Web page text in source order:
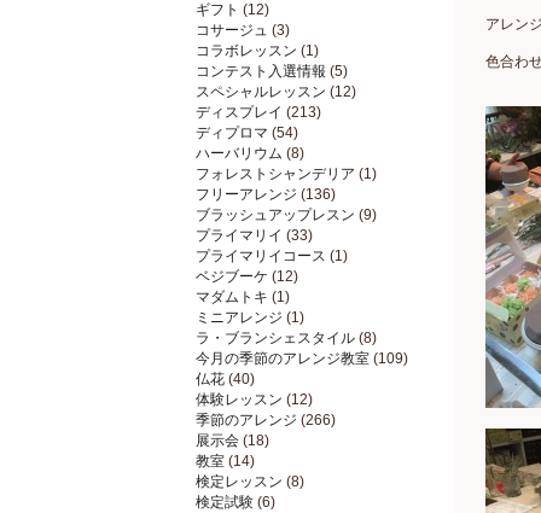
ギフト (12)
コサージュ (3)
コラボレッスン (1)
コンテスト入選情報 (5)
スペシャルレッスン (12)
ディスプレイ (213)
ディプロマ (54)
ハーバリウム (8)
フォレストシャンデリア (1)
フリーアレンジ (136)
ブラッシュアップレスン (9)
プライマリイ (33)
プライマリイコース (1)
ベジブーケ (12)
マダムトキ (1)
ミニアレンジ (1)
ラ・ブランシェスタイル (8)
今月の季節のアレンジ教室 (109)
仏花 (40)
体験レッスン (12)
季節のアレンジ (266)
展示会 (18)
教室 (14)
検定レッスン (8)
検定試験 (6)
アレン
色合わ